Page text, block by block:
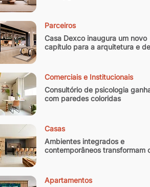
Parceiros
Casa Dexco inaugura um novo
capítulo para a arquitetura e
Comerciais e Institucionais
Consultório de psicologia
com paredes coloridas
Casas
Ambientes integrados e
contemporâneos transformam
Apartamentos